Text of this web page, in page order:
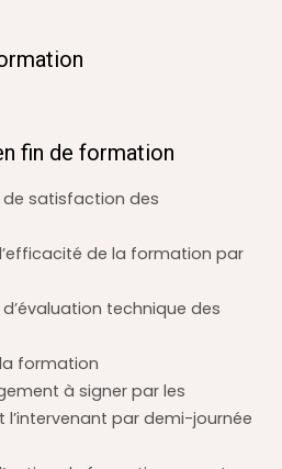
fin de formation
satisfaction des
de la formation par
technique des
formation
à signer par les
par demi-journée